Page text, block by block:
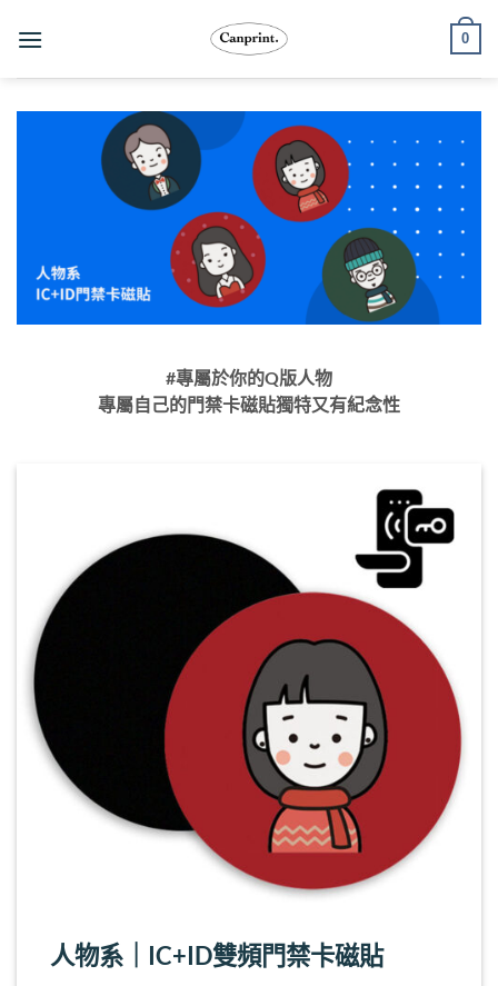
0
#專屬於你的Q版人物
專屬自己的門禁卡磁貼獨特又有紀念性
人物系｜IC+ID雙頻門禁卡磁貼